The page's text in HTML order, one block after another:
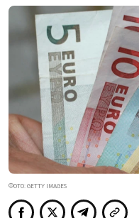
ФОТО: GETTY IMAGES